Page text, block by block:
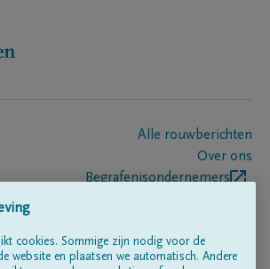
Alle rouwberichten
Over ons
Begrafenisondernemers
cookies. Sommige zijn nodig voor de
website en plaatsen we automatisch. Andere